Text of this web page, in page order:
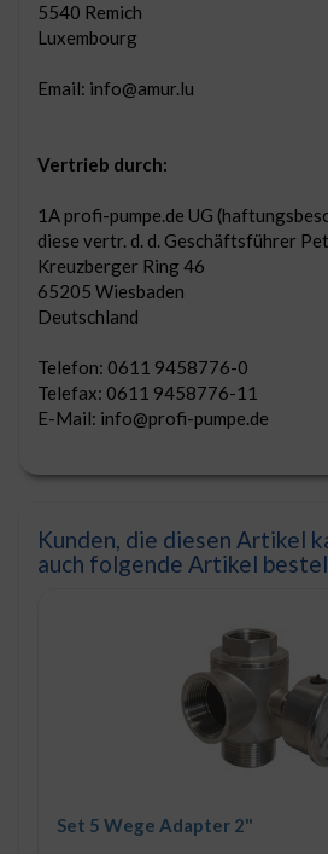
5540 Remich
Luxembourg
Email: info@amur.lu
Vertrieb durch:
1A profi-pumpe.de UG
diese vertr. d. d. Geschäftsführer
Kreuzberger Ring 46
65205 Wiesbaden
Deutschland
Telefon: 0611 9458776-0
Telefax: 0611 9458776-11
E-Mail: info@profi-pumpe.de
Kunden, die diesen Artikel
auch folgende Artikel
Set 5 Wege Adapter 2"